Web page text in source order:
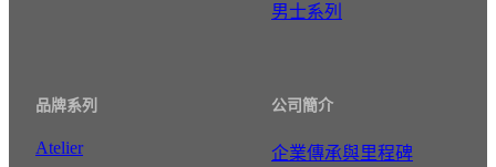
男士系列
品牌系列
Atelier
公司簡介
企業傳承與里程碑